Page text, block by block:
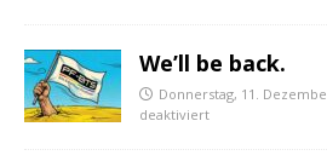
We’ll be back.
Donnerstag, 11.
deaktiviert